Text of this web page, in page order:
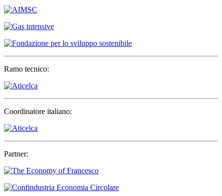
Ramo tecnico:
Coordinatore italiano:
Partner: